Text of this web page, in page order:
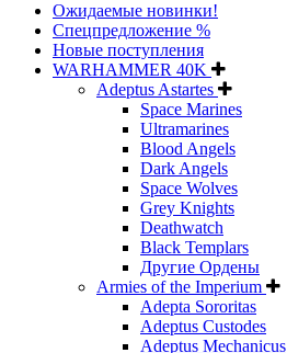
Ожидаемые новинки!
Спецпредложение %
Новые поступления
WARHAMMER 40K
Adeptus Astartes
Space Marines
Ultramarines
Blood Angels
Dark Angels
Space Wolves
Grey Knights
Deathwatch
Black Templars
Другие Ордены
Armies of the Imperium
Adepta Sororitas
Adeptus Custodes
Adeptus Mechanicus